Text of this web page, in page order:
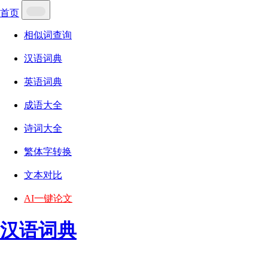
首页
相似词查询
汉语词典
英语词典
成语大全
诗词大全
繁体字转换
文本对比
AI一键论文
汉语词典